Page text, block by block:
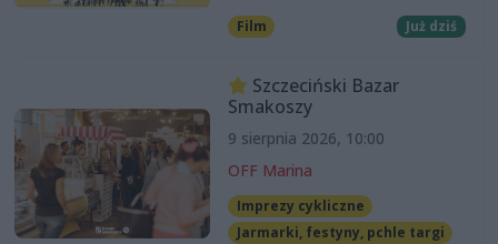
Film Już dziś
Szczeciński Bazar
Smakoszy
9 sierpnia 2026, 10:00
OFF Marina
Imprezy cykliczne
Jarmarki, festyny, pchle targi